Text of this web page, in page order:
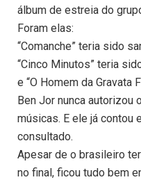
álbum de estreia do
Foram elas:
“Comanche” teria sido
“Cinco Minutos” teria
e “O Homem da Gravata
Ben Jor nunca autorizou
músicas. E ele já contou
consultado.
Apesar de o brasileiro
no final, ficou tudo bem